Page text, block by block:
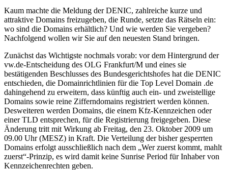
Kaum machte die Meldung der DENIC, zahlreiche kurze und
attraktive Domains freizugeben, die Runde, setzte das Rätseln ein:
wo sind die Domains erhältlich? Und wie werden Sie vergeben?
Nachfolgend wollen wir Sie auf den neuesten Stand bringen.
Zunächst das Wichtigste nochmals vorab: vor dem Hintergrund der
vw.de-Entscheidung des OLG Frankfurt/M und eines sie
bestätigenden Beschlusses des Bundesgerichtshofes hat die DENIC
entschieden, die Domainrichtlinien für die Top Level Domain .de
dahingehend zu erweitern, dass künftig auch ein- und zweistellige
Domains sowie reine Zifferndomains registriert werden können.
Desweiteren werden Domains, die einem Kfz-Kennzeichen oder
einer TLD entsprechen, für die Registrierung freigegeben. Diese
Änderung tritt mit Wirkung ab Freitag, den 23. Oktober 2009 um
09.00 Uhr (MESZ) in Kraft. Die Verteilung der bisher gesperrten
Domains erfolgt ausschließlich nach dem „Wer zuerst kommt, mahlt
zuerst“-Prinzip, es wird damit keine Sunrise Period für Inhaber von
Kennzeichenrechten geben.